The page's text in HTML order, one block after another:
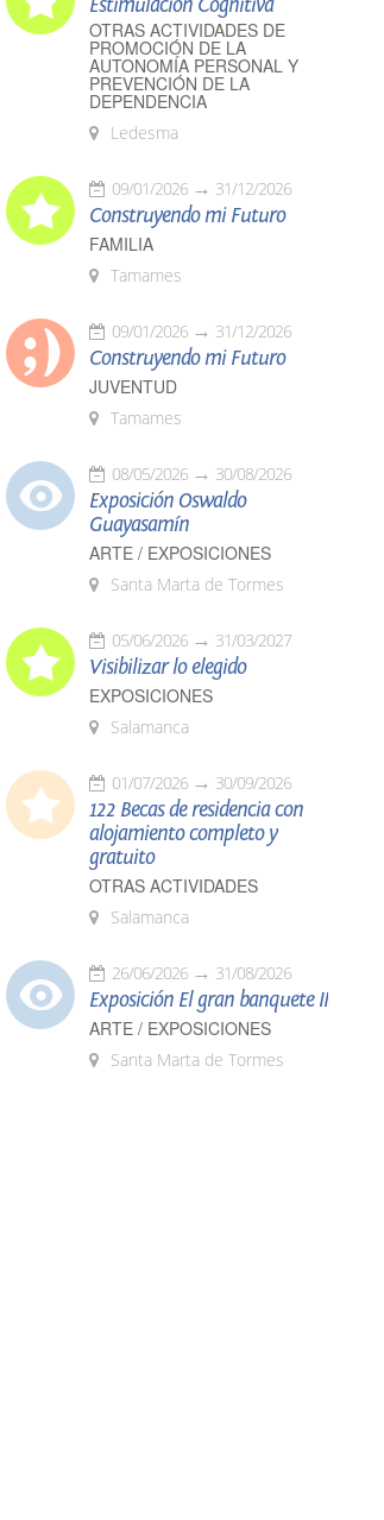
Estimulación Cognitiva
OTRAS ACTIVIDADES DE
PROMOCIÓN DE LA
AUTONOMÍA PERSONAL Y
PREVENCIÓN DE LA
DEPENDENCIA
Ledesma
09/01/2026 31/12/2026
Construyendo mi Futuro
FAMILIA
Tamames
09/01/2026 31/12/2026
Construyendo mi Futuro
JUVENTUD
Tamames
08/05/2026 30/08/2026
Exposición Oswaldo
Guayasamín
ARTE / EXPOSICIONES
Santa Marta de Tormes
05/06/2026 31/03/2027
Visibilizar lo elegido
EXPOSICIONES
Salamanca
01/07/2026 30/09/2026
122 Becas de residencia con
alojamiento completo y
gratuito
OTRAS ACTIVIDADES
Salamanca
26/06/2026 31/08/2026
Exposición El gran banquete II
ARTE / EXPOSICIONES
Santa Marta de Tormes